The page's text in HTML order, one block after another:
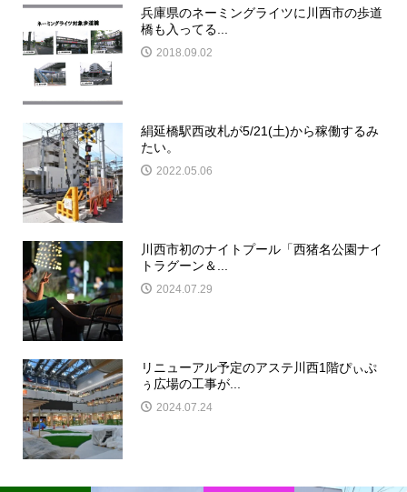
兵庫県のネーミングライツに川西市の歩道
橋も入ってる...
2018.09.02
絹延橋駅西改札が5/21(土)から稼働するみ
たい。
2022.05.06
川西市初のナイトプール「西猪名公園ナイ
トラグーン＆...
2024.07.29
リニューアル予定のアステ川西1階ぴぃぷ
ぅ広場の工事が...
2024.07.24